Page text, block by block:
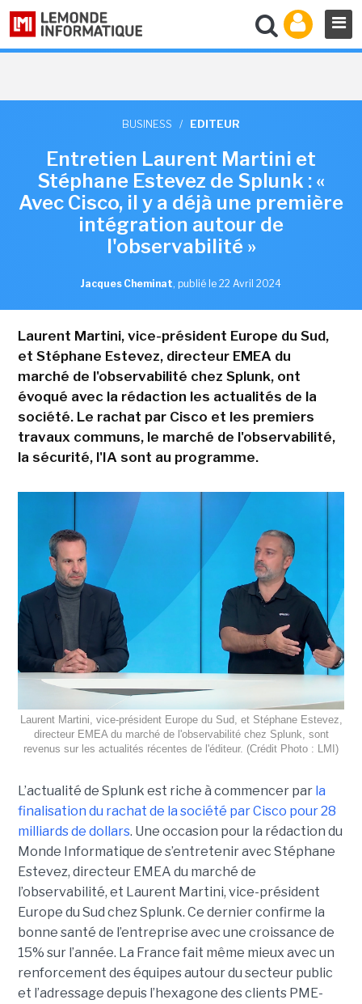
BUSINESS / EDITEUR
Entretien Laurent Martini et
Stéphane Estevez de Splunk : «
Avec Cisco, il y a déjà une première
intégration autour de
l'observabilité »
Jacques Cheminat, publié le 22 Avril 2024
Laurent Martini, vice-président Europe du Sud,
et Stéphane Estevez, directeur EMEA du
marché de l'observabilité chez Splunk, ont
évoqué avec la rédaction les actualités de la
société. Le rachat par Cisco et les premiers
travaux communs, le marché de l'observabilité,
la sécurité, l'IA sont au programme.
Laurent Martini, vice-président Europe du Sud, et Stéphane Estevez,
directeur EMEA du marché de l'observabilité chez Splunk, sont
revenus sur les actualités récentes de l'éditeur. (Crédit Photo : LMI)
L’actualité de Splunk est riche à commencer par la
finalisation du rachat de la société par Cisco pour 28
milliards de dollars. Une occasion pour la rédaction du
Monde Informatique de s’entretenir avec Stéphane
Estevez, directeur EMEA du marché de
l’observabilité, et Laurent Martini, vice-président
Europe du Sud chez Splunk. Ce dernier confirme la
bonne santé de l’entreprise avec une croissance de
15% sur l’année. La France fait même mieux avec un
renforcement des équipes autour du secteur public
et l’adressage depuis l’hexagone des clients PME-